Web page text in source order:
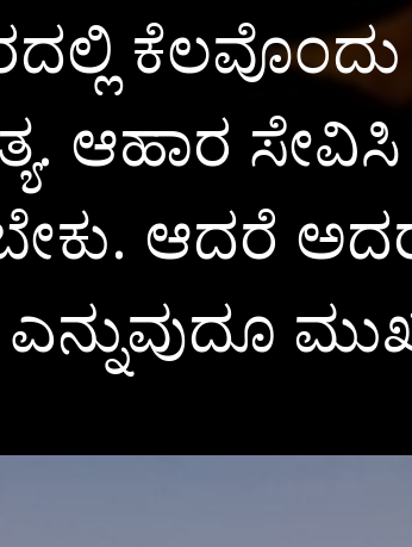
ಕೆಲವೊಂದು
ಆಹಾರ
ಆದರೆ